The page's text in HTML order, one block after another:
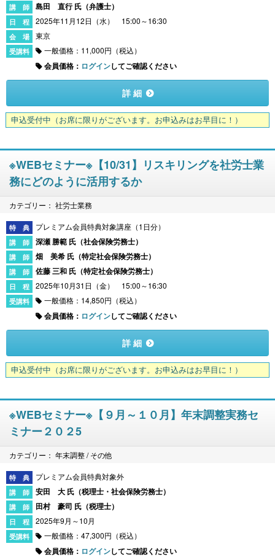
島田 直行 氏（弁護士）
2025年11月12日（水） 15:00～16:30
東京
一般価格：11,000円（税込）
会員価格： ログインしてご確認ください
詳 細
申込受付中 （お席に限りがございます。お申込みはお早目に！）
※WEBセミナー※【10/31】リスキリングを社労士業
務にどのように活用するか
カテゴリー： 社労士業務
プレミアム会員特典対象講座（1日分）
深瀬 勝範 氏（社会保険労務士）
畑 美希 氏（特定社会保険労務士）
佐藤 三和 氏（特定社会保険労務士）
2025年10月31日（金） 15:00～16:30
一般価格：14,850円（税込）
会員価格： ログインしてご確認ください
詳 細
申込受付中 （お席に限りがございます。お申込みはお早目に！）
※WEBセミナー※【９月～１０月】年末調整実務セ
ミナー２０２5
カテゴリー： 年末調整 / その他
プレミアム会員特典対象外
安田 大 氏（税理士・社会保険労務士）
田村 豪司 氏（税理士）
2025年9月～10月
一般価格：47,300円（税込）
会員価格： ログインしてご確認ください